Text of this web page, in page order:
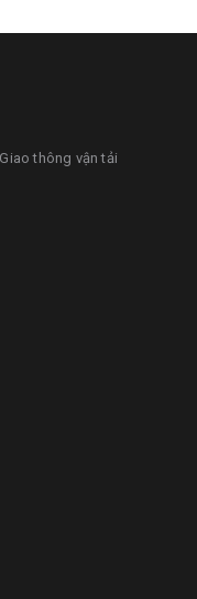
thông vận tải